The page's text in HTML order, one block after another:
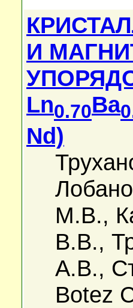
И
Ln0.70Ba
Nd)
М.В.,
В.В.,
А.В.,
Botez